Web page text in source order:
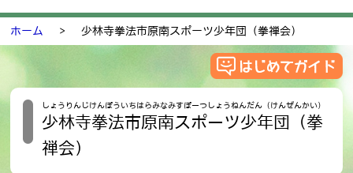
ホーム > 少林寺拳法市原南スポーツ少年団（拳禅会）
しょうりんじけんぽういちはらみなみすぽーつしょうねんだん（けんぜんかい）
少林寺拳法市原南スポーツ少年団（拳
禅会）